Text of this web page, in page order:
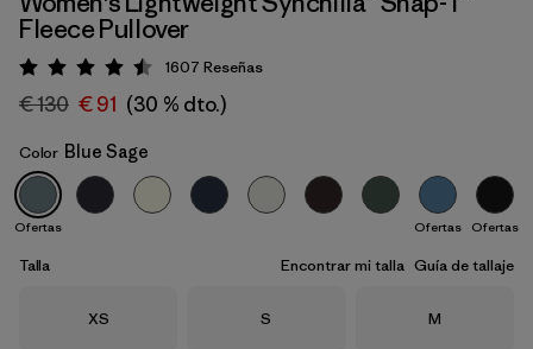
Blue Sage
Fleece Pullover
Puntuación: 4.5 / 5
1607 Reseñas
€ 130 € 91 (30 % dto.)
Color Blue Sage
Ofertas Ofertas Ofertas
Talla Encontrar mi talla Guía de tallaje
Talla
XS Talla
S Talla
M